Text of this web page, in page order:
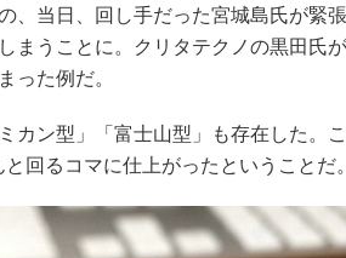
、当日、回し手だった宮城島氏が緊
まうことに。クリタテクノの黒田氏
った例だ。
カン型」「富士山型」も存在した。
回るコマに仕上がったということだ。